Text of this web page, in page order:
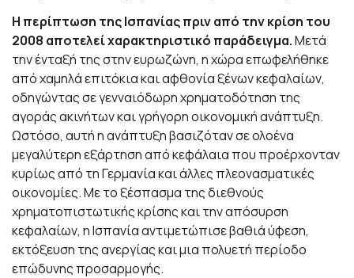
Η περίπτωση της Ισπανίας πριν από την κρίση του
2008 αποτελεί χαρακτηριστικό παράδειγμα.Μετά
την ένταξή της στην ευρωζώνη, η χώρα επωφελήθηκε
από χαμηλά επιτόκια και αφθονία ξένων κεφαλαίων,
οδηγώντας σε γενναιόδωρη χρηματοδότηση της
αγοράς ακινήτων και γρήγορη οικονομική ανάπτυξη.
Ωστόσο, αυτή η ανάπτυξη βασιζόταν σε ολοένα
μεγαλύτερη εξάρτηση από κεφάλαια που προέρχονταν
κυρίως από τη Γερμανία και άλλες πλεονασματικές
οικονομίες. Με το ξέσπασμα της διεθνούς
χρηματοπιστωτικής κρίσης και την απόσυρση
κεφαλαίων, η Ισπανία αντιμετώπισε βαθιά ύφεση,
εκτόξευση της ανεργίας και μια πολυετή περίοδο
επώδυνης προσαρμογής.